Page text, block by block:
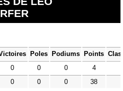
Poles Podiums Points
0 0 0 4
0 0 0 38